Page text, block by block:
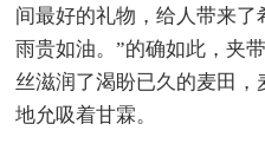
间最好的礼物，给人带来
雨贵如油。”的确如此，夹
丝滋润了渴盼已久的麦田
地允吸着甘霖。